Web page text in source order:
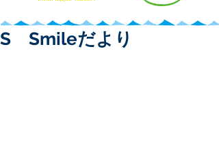
S Smileだより